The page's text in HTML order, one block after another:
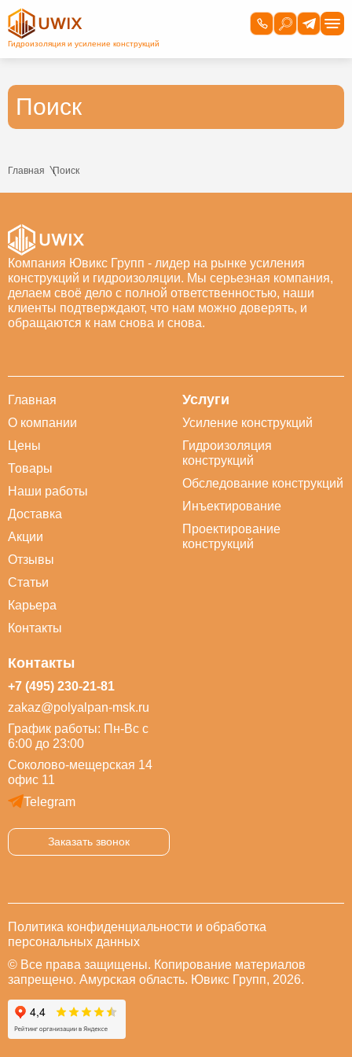
Поиск
Главная Поиск
Компания Ювикс Групп - лидер на рынке усиления
конструкций и гидроизоляции. Мы серьезная компания,
делаем своё дело с полной ответственностью, наши
клиенты подтверждают, что нам можно доверять, и
обращаются к нам снова и снова.
Главная
О компании
Цены
Товары
Наши работы
Доставка
Акции
Отзывы
Статьи
Карьера
Контакты
Услуги
Усиление конструкций
Гидроизоляция
конструкций
Обследование конструкций
Инъектирование
Проектирование
конструкций
Контакты
+7 (495) 230-21-81
zakaz@polyalpan-msk.ru
График работы: Пн-Вс с
6:00 до 23:00
Соколово-мещерская 14
офис 11
Telegram
Заказать звонок
Политика конфиденциальности и обработка
персональных данных
© Все права защищены. Копирование материалов
запрещено. Амурская область. Ювикс Групп, 2026.